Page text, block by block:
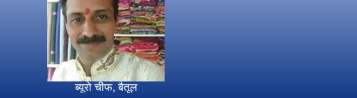
ब्यूरो चीफ, बैतूल